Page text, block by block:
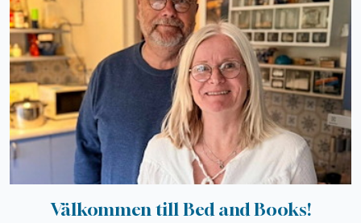
Välkommen till Bed and Books!